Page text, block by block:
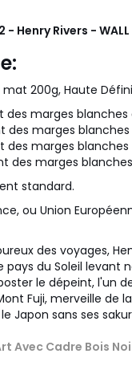
Rivers - WALL
200g, Haute
marges blanches
marges blanches
des marges
des marges
standard.
ou Union
des voyages,
pays du Soleil levant
le dépeint, l'un
Fuji, merveille de
Japon sans ses
Avec Cadre Bois